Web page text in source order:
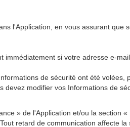
l'Application, en vous assurant que
si votre adresse e-
de sécurité ont été volées,
modifier vos Informations de
» de l'Application et/ou la section
retard de communication affecte